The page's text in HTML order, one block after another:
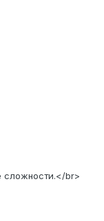
сложности.</br>